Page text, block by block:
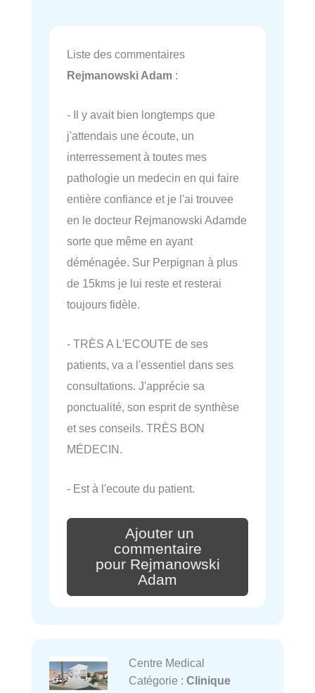
Liste des commentaires
Rejmanowski Adam :
- Il y avait bien longtemps que
j'attendais une écoute, un
interressement à toutes mes
pathologie un medecin en qui faire
entière confiance et je l'ai trouvee
en le docteur Rejmanowski Adamde
sorte que même en ayant
déménagée. Sur Perpignan à plus
de 15kms je lui reste et resterai
toujours fidèle.
- TRÈS A L'ECOUTE de ses
patients, va a l'essentiel dans ses
consultations. J'apprécie sa
ponctualité, son esprit de synthèse
et ses conseils. TRÈS BON
MÉDECIN.
- Est à l'ecoute du patient.
Ajouter un
commentaire
pour Rejmanowski
Adam
Centre Medical
Catégorie : Clinique